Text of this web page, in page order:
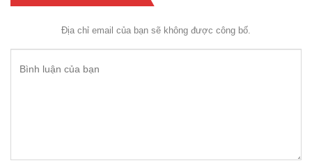
Địa chỉ email của bạn sẽ không được công bố.